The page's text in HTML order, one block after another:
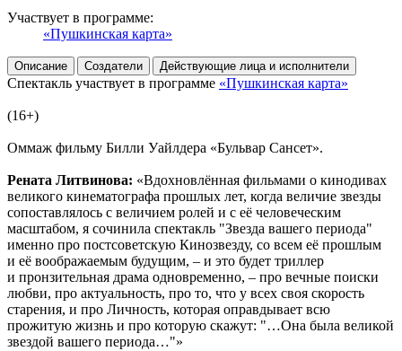
Участвует в программе:
«Пушкинская карта»
Описание Создатели Действующие лица и исполнители
Спектакль участвует в программе «Пушкинская карта»
(16+)
Оммаж фильму Билли Уайлдера «Бульвар Сансет».
Рената Литвинова: «Вдохновлённая фильмами о кинодивах
великого кинематографа прошлых лет, когда величие звезды
сопоставлялось с величием ролей и с её человеческим
масштабом, я сочинила спектакль "Звезда вашего периода"
именно про постсоветскую Кинозвезду, со всем её прошлым
и её воображаемым будущим, – и это будет триллер
и пронзительная драма одновременно, – про вечные поиски
любви, про актуальность, про то, что у всех своя скорость
старения, и про Личность, которая оправдывает всю
прожитую жизнь и про которую скажут: "…Она была великой
звездой вашего периода…"»